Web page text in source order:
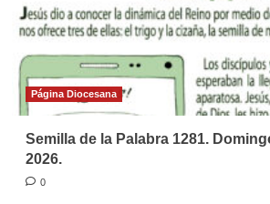
Página Diocesana
Semilla de la Palabra 1281.
2026.
0